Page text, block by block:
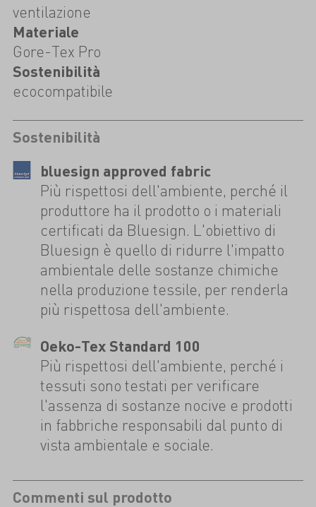
ventilazione
Materiale
Gore-Tex Pro
Sostenibilità
ecocompatibile
Sostenibilità
bluesign approved fabric
Più rispettosi dell'ambiente, perché il
produttore ha il prodotto o i materiali
certificati da Bluesign. L'obiettivo di
Bluesign è quello di ridurre l'impatto
ambientale delle sostanze chimiche
nella produzione tessile, per renderla
più rispettosa dell'ambiente.
Oeko-Tex Standard 100
Più rispettosi dell'ambiente, perché i
tessuti sono testati per verificare
l'assenza di sostanze nocive e prodotti
in fabbriche responsabili dal punto di
vista ambientale e sociale.
Commenti sul prodotto